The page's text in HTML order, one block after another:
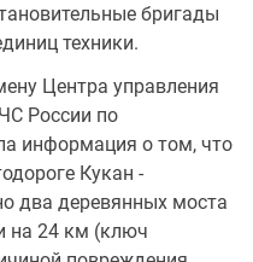
бригады
техники.
Центра управления
России по
информация о том, что
Кукан -
два деревянных моста
на 24 км (ключ